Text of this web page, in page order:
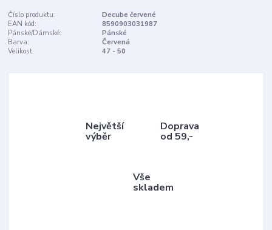
Číslo produktu:
Decube červené
EAN kód:
8590903031987
Pánské/Dámské:
Pánské
Barva:
Červená
Velikost:
47 - 50
Největší
výběr
Doprava
od 59,-
Vše
skladem